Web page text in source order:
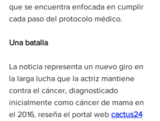
que se encuentra enfocada en cumplir
cada paso del protocolo médico.
Una batalla
La noticia representa un nuevo giro en
la larga lucha que la actriz mantiene
contra el cáncer, diagnosticado
inicialmente como cáncer de mama en
el 2016, reseña el portal web cactus24